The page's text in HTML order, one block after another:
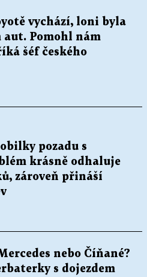
vychází, loni byla
aut. Pomohl nám
šéf českého
pozadu s
krásně odhaluje
zároveň přináší
nebo Číňané?
s dojezdem